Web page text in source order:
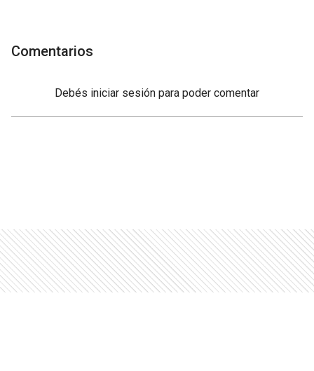
Comentarios
Debés iniciar sesión para poder comentar